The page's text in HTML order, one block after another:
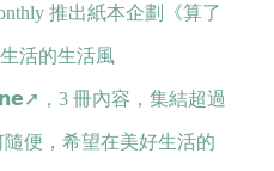
推出紙本企劃《算了
活的生活風
，3 冊內容，集結超過
便，希望在美好生活的